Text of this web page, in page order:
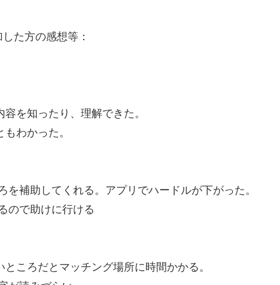
た方の感想等：
を知ったり、理解できた。
わかった。
補助してくれる。アプリでハードルが下がった。
ので助けに行ける
ころだとマッチング場所に時間かかる。